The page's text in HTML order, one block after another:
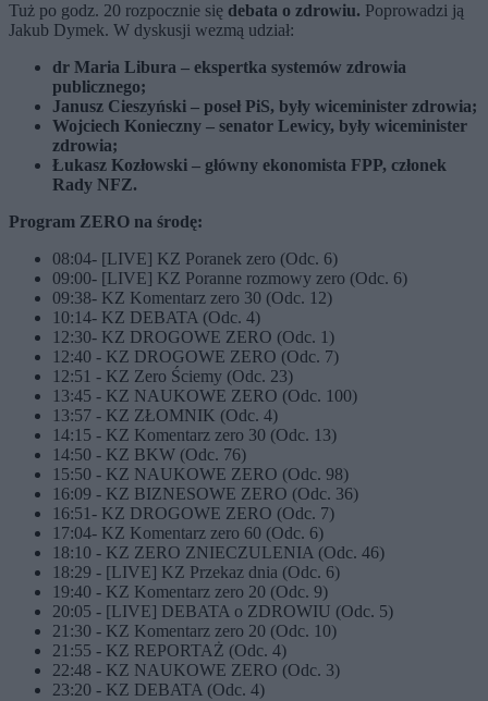
Tuż po godz. 20 rozpocznie się debata o zdrowiu. Poprowadzi ją
Jakub Dymek. W dyskusji wezmą udział:
dr Maria Libura – ekspertka systemów zdrowia
publicznego;
Janusz Cieszyński – poseł PiS, były wiceminister zdrowia;
Wojciech Konieczny – senator Lewicy, były wiceminister
zdrowia;
Łukasz Kozłowski – główny ekonomista FPP, członek
Rady NFZ.
Program ZERO na środę:
08:04- [LIVE] KZ Poranek zero (Odc. 6)
09:00- [LIVE] KZ Poranne rozmowy zero (Odc. 6)
09:38- KZ Komentarz zero 30 (Odc. 12)
10:14- KZ DEBATA (Odc. 4)
12:30- KZ DROGOWE ZERO (Odc. 1)
12:40 - KZ DROGOWE ZERO (Odc. 7)
12:51 - KZ Zero Ściemy (Odc. 23)
13:45 - KZ NAUKOWE ZERO (Odc. 100)
13:57 - KZ ZŁOMNIK (Odc. 4)
14:15 - KZ Komentarz zero 30 (Odc. 13)
14:50 - KZ BKW (Odc. 76)
15:50 - KZ NAUKOWE ZERO (Odc. 98)
16:09 - KZ BIZNESOWE ZERO (Odc. 36)
16:51- KZ DROGOWE ZERO (Odc. 7)
17:04- KZ Komentarz zero 60 (Odc. 6)
18:10 - KZ ZERO ZNIECZULENIA (Odc. 46)
18:29 - [LIVE] KZ Przekaz dnia (Odc. 6)
19:40 - KZ Komentarz zero 20 (Odc. 9)
20:05 - [LIVE] DEBATA o ZDROWIU (Odc. 5)
21:30 - KZ Komentarz zero 20 (Odc. 10)
21:55 - KZ REPORTAŻ (Odc. 4)
22:48 - KZ NAUKOWE ZERO (Odc. 3)
23:20 - KZ DEBATA (Odc. 4)